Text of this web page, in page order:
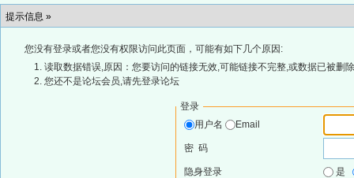
提示信息 »
您没有登录或者您没有权限访问此页面，可能有如下几个原因:
读取数据错误,原因：您要访问的链接无效,可能链接不完整,或数据已被删
您还不是论坛会员,请先登录论坛
登录
用户名
Email
密 码
隐身登录 是